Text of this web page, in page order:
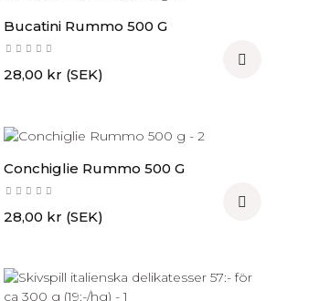
Bucatini Rummo 500 G
Pris
28,00 kr (SEK)

Conchiglie Rummo 500 G
Pris
28,00 kr (SEK)
